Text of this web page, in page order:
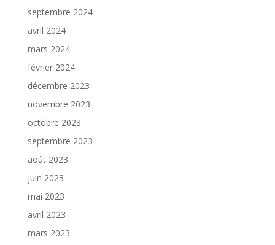
septembre 2024
avril 2024
mars 2024
février 2024
décembre 2023
novembre 2023
octobre 2023
septembre 2023
août 2023
juin 2023
mai 2023
avril 2023
mars 2023